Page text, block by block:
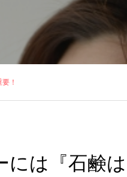
ージ
！
には『石鹸